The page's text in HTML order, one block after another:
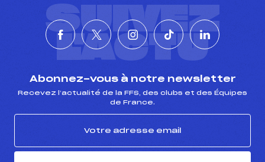
SUIVEZ
L'ACTU
Abonnez-vous à notre newsletter
Recevez l’actualité de la FFS, des clubs et des Équipes
de France.